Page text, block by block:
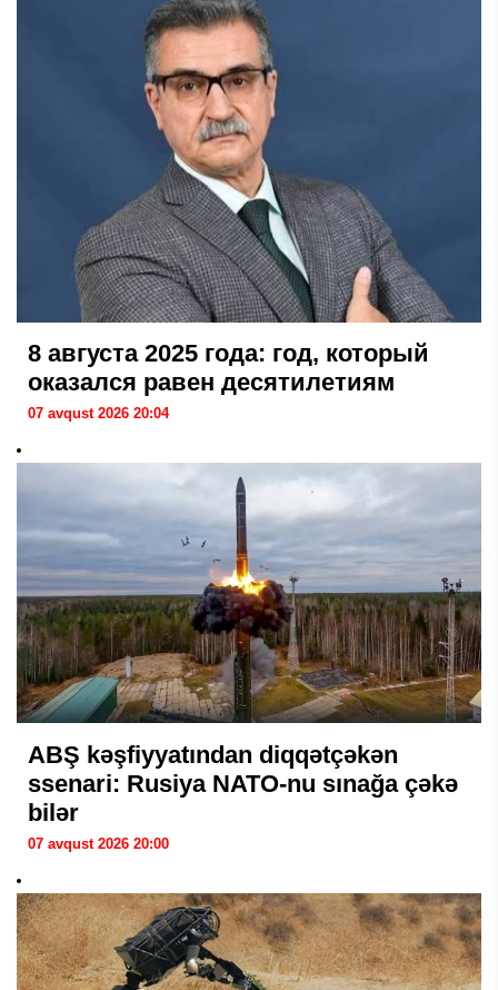
8 августа 2025 года: год, который
оказался равен десятилетиям
07 avqust 2026 20:04
ABŞ kəşfiyyatından diqqətçəkən
ssenari: Rusiya NATO-nu sınağa çəkə
bilər
07 avqust 2026 20:00